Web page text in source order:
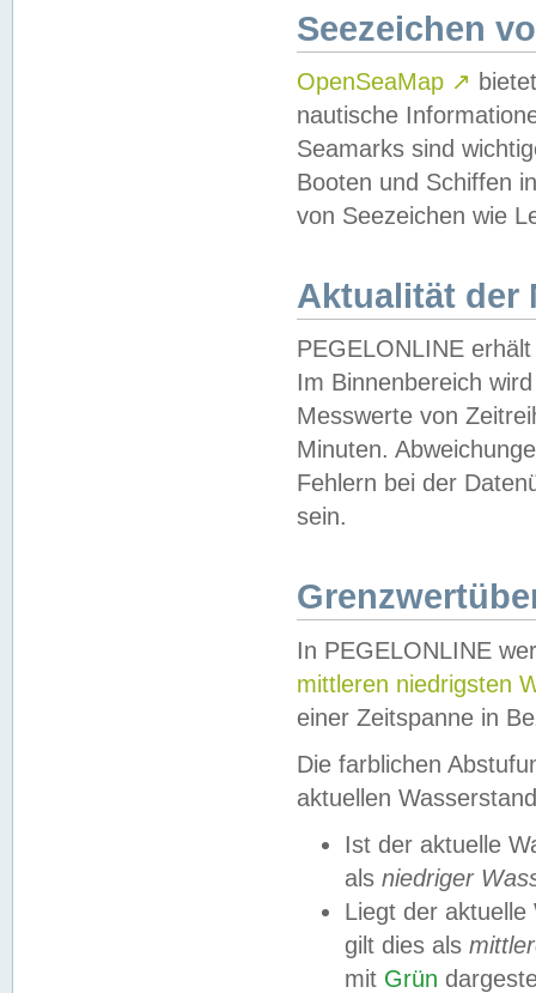
Seezeichen
OpenSeaMap ↗
nautische
Seamarks sind
Booten und Schiffen
von Seezeichen wie
Aktualität der
PEGELONLINE
Im Binnenbereich
Messwerte von
Minuten.
Fehlern bei der
sein.
In PEGELONLINE
mittleren niedrigsten
einer Zeitspanne in
Die farblichen
aktuellen
Ist der aktuelle
als niedriger
Liegt der
gilt dies als
mit Grün